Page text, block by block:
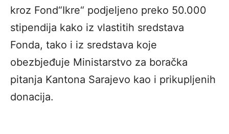
kroz Fond“Ikre“ podjeljeno preko 50.000
stipendija kako iz vlastitih sredstava
Fonda, tako i iz sredstava koje
obezbjeđuje Ministarstvo za boračka
pitanja Kantona Sarajevo kao i prikupljenih
donacija.